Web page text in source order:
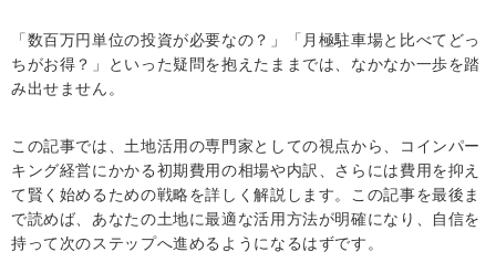
「数百万円単位の投資が必要なの？」「月極駐車場と比べてどっ
ちがお得？」といった疑問を抱えたままでは、なかなか一歩を踏
み出せません。
この記事では、土地活用の専門家としての視点から、コインパー
キング経営にかかる初期費用の相場や内訳、さらには費用を抑え
て賢く始めるための戦略を詳しく解説します。この記事を最後ま
で読めば、あなたの土地に最適な活用方法が明確になり、自信を
持って次のステップへ進めるようになるはずです。